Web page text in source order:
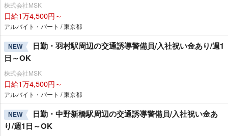
株式会社MSK
日給1万4,500円～
アルバイト・パート / 東京都
NEW
日勤・羽村駅周辺の交通誘導警備員/入社祝い金あり/週1
日～OK
株式会社MSK
日給1万4,500円～
アルバイト・パート / 東京都
NEW
日勤・中野新橋駅周辺の交通誘導警備員/入社祝い金あ
り/週1日～OK